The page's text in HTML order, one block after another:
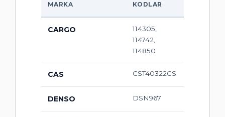
MARKA KODLAR
CARGO
114305,
114742,
114850
CAS CST40322GS
DENSO DSN967